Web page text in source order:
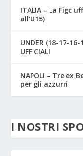
ITALIA – La Figc
all’U15)
UNDER (18-17-
UFFICIALI
NAPOLI – Tre ex
per gli azzurri
I NOSTRI